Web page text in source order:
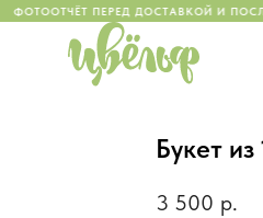
ФОТООТЧЁТ ПЕРЕД ДОСТАВКОЙ И ПОСЛЕ
Букет
3 500 р.